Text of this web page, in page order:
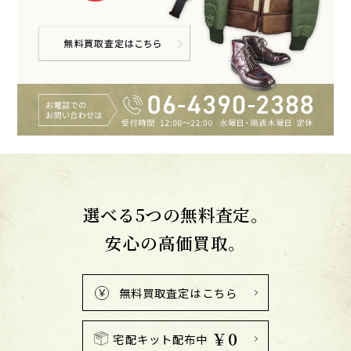
選べる5つの無料査定。
安心の高価買取。
無料買取査定はこちら
宅配キット配布中 ￥0